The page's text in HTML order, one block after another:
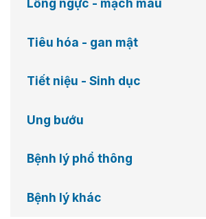
Lồng ngực - mạch máu
Tiêu hóa - gan mật
Tiết niệu - Sinh dục
Ung bướu
Bệnh lý phổ thông
Bệnh lý khác